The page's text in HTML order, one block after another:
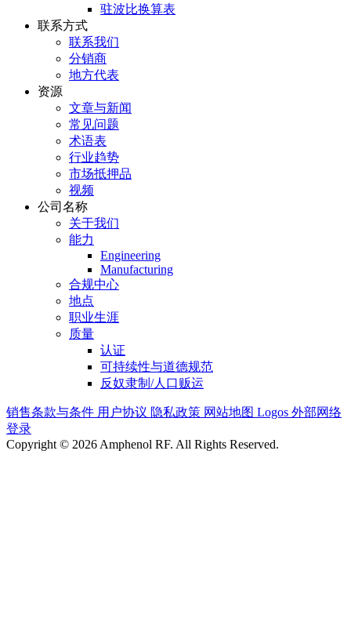
驻波比换算表
联系方式
联系我们
分销商
地方代表
资源
文章与新闻
常见问题
术语表
行业趋势
市场抵押品
视频
公司名称
关于我们
能力
Engineering
Manufacturing
合规中心
地点
职业生涯
质量
认证
可持续性与道德规范
反奴隶制/人口贩运
销售条款与条件 用户协议 隐私政策 网站地图 Logos 外部网络
登录
Copyright © 2026 Amphenol RF. All Rights Reserved.